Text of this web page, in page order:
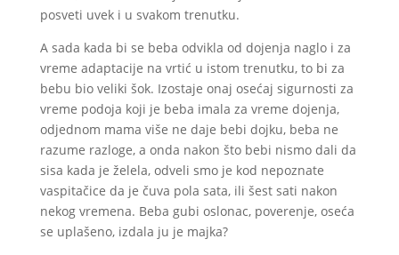
posveti uvek i u svakom trenutku.
A sada kada bi se beba odvikla od dojenja naglo i za
vreme adaptacije na vrtić u istom trenutku, to bi za
bebu bio veliki šok. Izostaje onaj osećaj sigurnosti za
vreme podoja koji je beba imala za vreme dojenja,
odjednom mama više ne daje bebi dojku, beba ne
razume razloge, a onda nakon što bebi nismo dali da
sisa kada je želela, odveli smo je kod nepoznate
vaspitačice da je čuva pola sata, ili šest sati nakon
nekog vremena. Beba gubi oslonac, poverenje, oseća
se uplašeno, izdala ju je majka?